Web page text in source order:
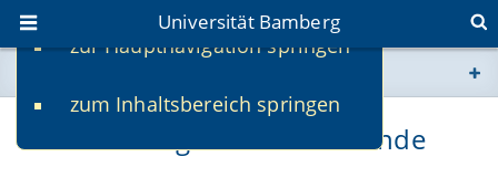
zur Hauptnavigation springen
zum Inhaltsbereich springen
Universität Bamberg
www.uni-bamberg.de
Veranstaltungen für Studierende